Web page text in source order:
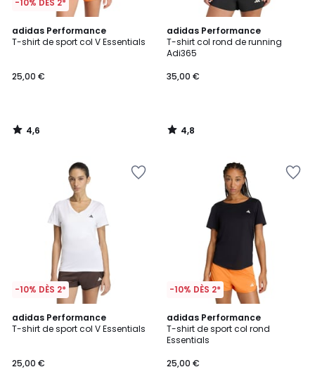
-10% DÈS 2*
adidas Performance
T-shirt de sport col V Essentials
25,00 €
4,6
/ 5
4,6
/
adidas Performance
T-shirt col rond de running
Adi365
35,00 €
4,8
/ 5
4,8
/
-10% DÈS 2*
adidas Performance
T-shirt de sport col V Essentials
25,00 €
4,6
/ 5
-10% DÈS 2*
adidas Performance
T-shirt de sport col rond
Essentials
25,00 €
4,7
/ 5